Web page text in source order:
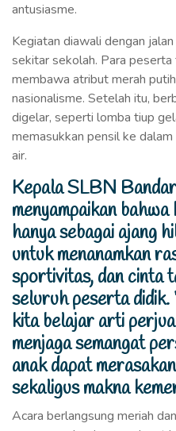
antusiasme.
Kegiatan diawali dengan
sekitar sekolah. Para
membawa atribut merah
nasionalisme. Setelah itu,
digelar, seperti lomba tiup
memasukkan pensil ke
air.
Kepala SLBN
menyampaikan
hanya sebagai ajang
untuk menanamkan
sportivitas, dan cinta
seluruh peserta didik.
kita belajar arti
menjaga semangat
anak dapat
sekaligus makna
Acara berlangsung meriah